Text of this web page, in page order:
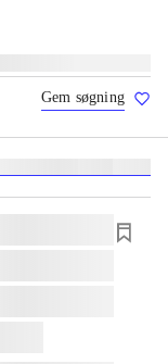
Gem søgning
sit amet ...